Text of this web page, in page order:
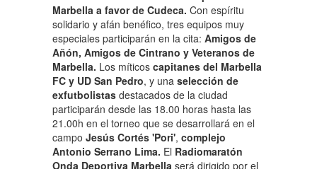
Marbella a favor de Cudeca. Con espíritu
solidario y afán benéfico, tres equipos muy
especiales participarán en la cita: Amigos de
Añón, Amigos de Cintrano y Veteranos de
Marbella. Los míticos capitanes del Marbella
FC y UD San Pedro, y una selección de
exfutbolistas destacados de la ciudad
participarán desde las 18.00 horas hasta las
21.00h en el torneo que se desarrollará en el
campo Jesús Cortés 'Pori', complejo
Antonio Serrano Lima. El Radiomaratón
Onda Deportiva Marbella será dirigido por el